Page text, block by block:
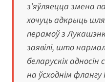
з’яўляецца змена
хочуць адкрыць
перамоў з
заявілі, што
беларускіх
на ўсходнім флангу